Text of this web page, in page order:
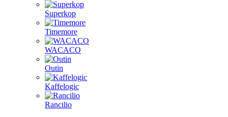
Superkop
Timemore
WACACO
Outin
Kaffelogic
Rancilio